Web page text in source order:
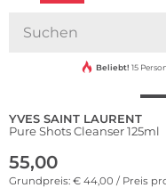
Beliebt! 15
YVES SAINT LAURENT
Pure Shots Cleanser 125ml
55,00
Grundpreis: € 44,00 / Preis